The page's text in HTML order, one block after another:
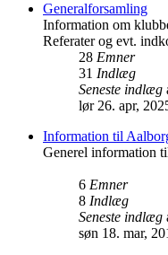
Generalforsamling
Information om
Referater og evt.
28 Emner
31 Indlæg
Seneste indlæg
lør 26. apr,
Information til
Generel information
6 Emner
8 Indlæg
Seneste indlæg
søn 18. mar,